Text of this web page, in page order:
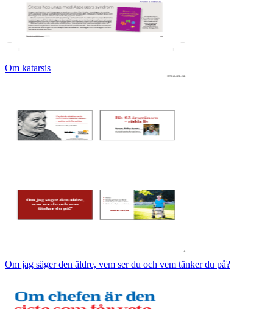
Om katarsis
Om jag säger den äldre, vem ser du och vem tänker du på?